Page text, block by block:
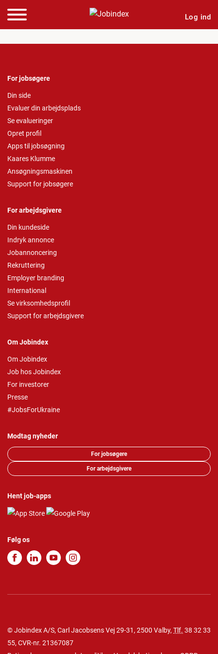
Log ind
For jobsøgere
Din side
Evaluer din arbejdsplads
Se evalueringer
Opret profil
Apps til jobsøgning
Kaares Klumme
Ansøgningsmaskinen
Support for jobsøgere
For arbejdsgivere
Din kundeside
Indryk annonce
Jobannoncering
Rekruttering
Employer branding
International
Se virksomhedsprofil
Support for arbejdsgivere
Om Jobindex
Om Jobindex
Job hos Jobindex
For investorer
Presse
#JobsForUkraine
Modtag nyheder
For jobsøgere
For arbejdsgivere
Hent job-apps
Følg os
© Jobindex A/S, Carl Jacobsens Vej 29-31, 2500 Valby, Tlf. 38 32 33
55, CVR-nr. 21367087